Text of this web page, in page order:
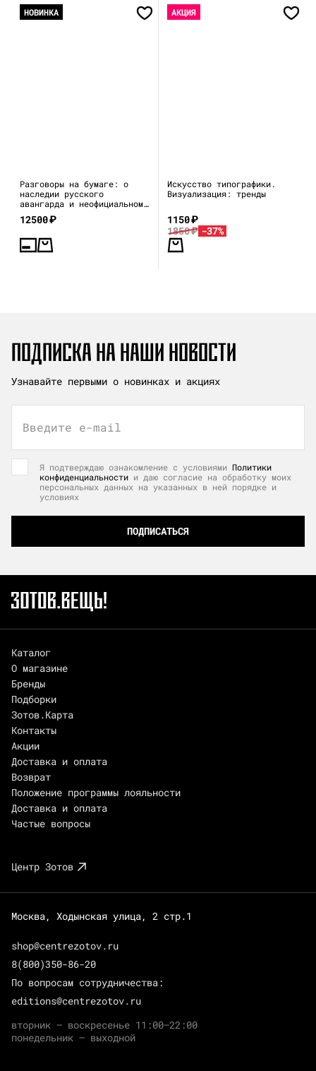
НОВИНКА
Разговоры на бумаге: о
наследии русского
авангарда и неофициальном
искусстве 1970–80-х
12500₽
АКЦИЯ
Искусство типографики.
Визуализация: тренды
1150₽
1850₽ -37%
ПОДПИСКА НА НАШИ НОВОСТИ
Узнавайте первыми о новинках и акциях
Введите e-mail
Я подтверждаю ознакомление с условиями Политики
конфиденциальности и даю согласие на обработку моих
персональных данных на указанных в ней порядке и
условиях
ПОДПИСАТЬСЯ
Каталог
О магазине
Бренды
Подборки
Зотов.Карта
Контакты
Акции
Доставка и оплата
Возврат
Положение программы лояльности
Доставка и оплата
Частые вопросы
Центр Зотов
Москва, Ходынская улица, 2 стр.1
shop@centrezotov.ru
8(800)350-86-20
По вопросам сотрудничества:
editions@centrezotov.ru
вторник — воскресенье 11:00–22:00
понедельник — выходной